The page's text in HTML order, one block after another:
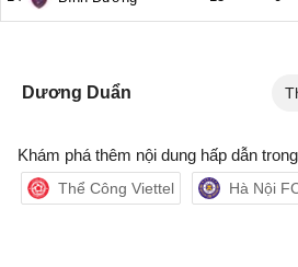
Dương Duẩn
Khám phá thêm nội dung hấp dẫn
Thể Công Viettel Hà Nội